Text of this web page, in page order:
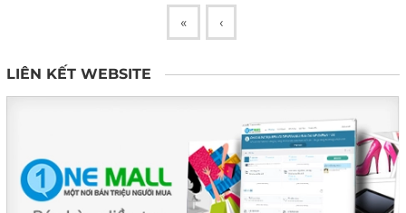
« ‹
LIÊN KẾT WEBSITE